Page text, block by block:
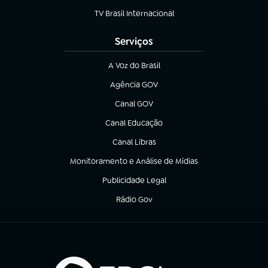
TV Brasil Internacional
(abre em nova aba)
Serviços
A Voz do Brasil
(abre em nova aba)
Agência GOV
(abre em nova aba)
Canal GOV
(abre em nova aba)
Canal Educação
(abre em nova aba)
Canal Libras
(abre em nova aba)
Monitoramento e Análise de Mídias
(abre em nova aba)
Publicidade Legal
(abre em nova aba)
Rádio Gov
(abre em nova aba)